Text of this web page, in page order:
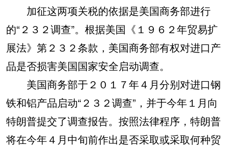
加征这两项关税的依据是美国商务部进行
的“２３２调查”。根据美国《１９６２年贸易扩
展法》第２３２条款，美国商务部有权对进口产
品是否损害美国国家安全启动调查。
美国商务部于２０１７年４月分别对进口钢
铁和铝产品启动“２３２调查”，并于今年１月向
特朗普提交了调查报告。按照法律程序，特朗普
将在今年４月中旬前作出是否采取或采取何种贸